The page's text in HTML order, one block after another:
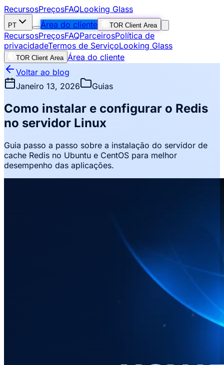
RecursosPreçosFAQLooking Glass
PT Área do cliente TOR Client Area
RecursosPreçosFAQParceirosPolítica de
privacidadeTermos de ServiçoLooking Glass
TOR Client Area Área do cliente
Voltar ao blog
Janeiro 13, 2026
Guias
Como instalar e configurar o Redis
no servidor Linux
Guia passo a passo sobre a instalação do servidor de
cache Redis no Ubuntu e CentOS para melhor
desempenho das aplicações.